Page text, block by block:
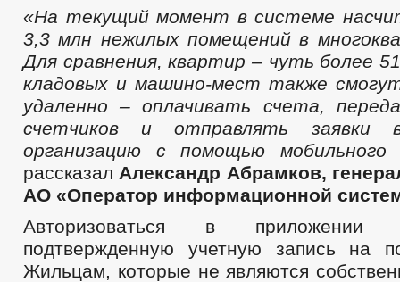
«На текущий момент в системе
3,3 млн нежилых помещений в
Для сравнения, квартир – чуть более
кладовых и машино-мест также
удаленно – оплачивать счета,
счетчиков и отправлять заявки
организацию с помощью мобильного
рассказал Александр Абрамков,
АО «Оператор информационной
Авторизоваться в
подтвержденную учетную запись на
Жильцам, которые не являются